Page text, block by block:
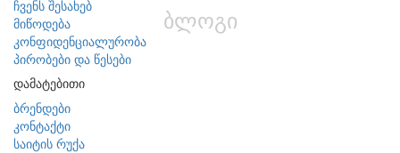
ბლოგი
ჩვენს შესახებ
მიწოდება
კონფიდენციალურობა
პირობები და წესები
დამატებითი
ბრენდები
კონტაქტი
საიტის რუქა